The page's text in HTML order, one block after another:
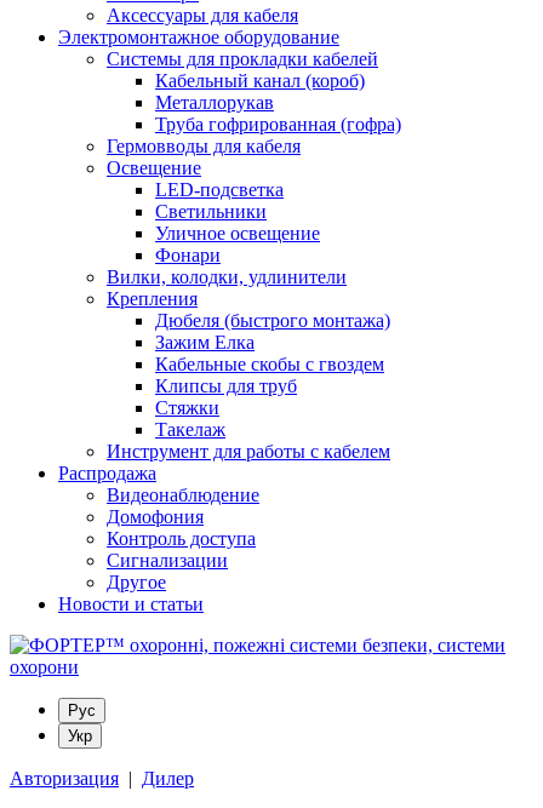
Аксессуары для кабеля
Электромонтажное оборудование
Системы для прокладки кабелей
Кабельный канал (короб)
Металлорукав
Труба гофрированная (гофра)
Гермовводы для кабеля
Освещение
LED-подсветка
Светильники
Уличное освещение
Фонари
Вилки, колодки, удлинители
Крепления
Дюбеля (быстрого монтажа)
Зажим Елка
Кабельные скобы с гвоздем
Клипсы для труб
Стяжки
Такелаж
Инструмент для работы с кабелем
Распродажа
Видеонаблюдение
Домофония
Контроль доступа
Сигнализации
Другое
Новости и статьи
Рус
Укр
Авторизация | Дилер